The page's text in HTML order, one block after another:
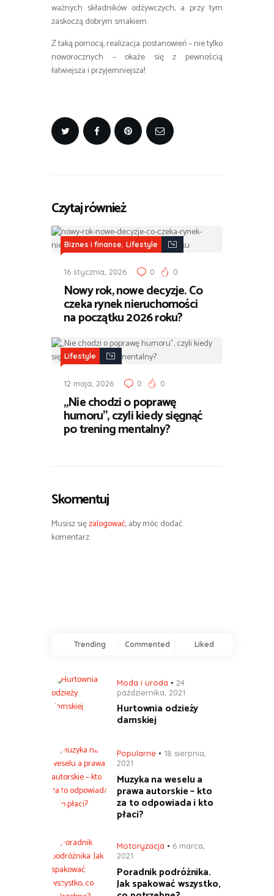
ważnych składników odżywczych, a przy tym
zaskoczą dobrym smakiem.
Z taką pomocą, realizacja postanowień – nie tylko
noworocznych – okaże się z pewnością
łatwiejsza i przyjemniejsza!
Czytaj również
Biznes i finanse Lifestyle
16 stycznia, 2026 0 0
Nowy rok, nowe decyzje. Co
czeka rynek nieruchomości
na początku 2026 roku?
Lifestyle
12 maja, 2026 0 0
„Nie chodzi o poprawę
humoru”, czyli kiedy sięgnąć
po trening mentalny?
Skomentuj
Musisz sięzalogować, aby móc dodać
komentarz.
Trending Commented Liked
Moda i uroda
24
października, 2021
Hurtownia odzieży
damskiej
Popularne
18 sierpnia,
2021
Muzyka na weselu a
prawa autorskie – kto
za to odpowiada i kto
płaci?
Motoryzacja
6 marca,
2021
Poradnik podróżnika.
Jak spakować wszystko,